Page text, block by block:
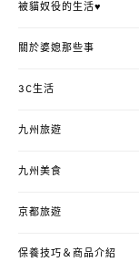
被貓奴役的生活♥
關於婆媳那些事
3C生活
九州旅遊
九州美食
京都旅遊
保養技巧＆商品介紹